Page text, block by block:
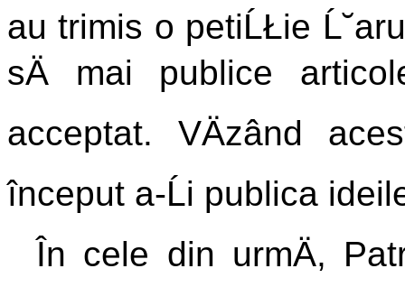
au trimis o petiĹŁie
sÄ mai publice
acceptat. VÄzând
început a-Ĺi publica
În cele din urmÄ,